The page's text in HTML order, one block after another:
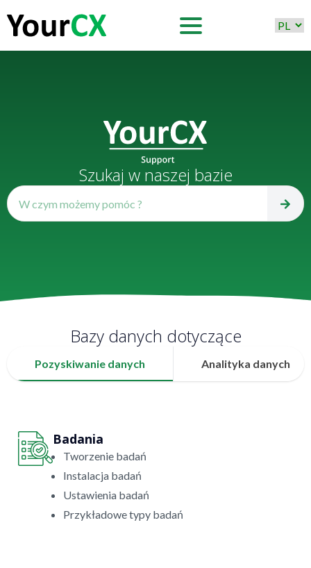
Szukaj w naszej bazie
Bazy danych dotyczące
Pozyskiwanie danych Analityka danych
Badania
Tworzenie badań
Instalacja badań
Ustawienia badań
Przykładowe typy badań